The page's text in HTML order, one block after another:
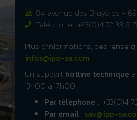
84 avenue des Bruyères -
Téléphone : +33(0)4 72 33 61
Plus d’informations, des
infos@ipo-sa.com
Un support hotline technique
13h00 à 17h00 :
Par téléphone : +33(0)4
Par email : sav@ipo-